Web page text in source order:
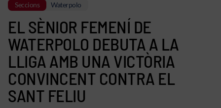
Seccions Waterpolo
EL SÈNIOR FEMENÍ DE
WATERPOLO DEBUTA A LA
LLIGA AMB UNA VICTÒRIA
CONVINCENT CONTRA EL
SANT FELIU